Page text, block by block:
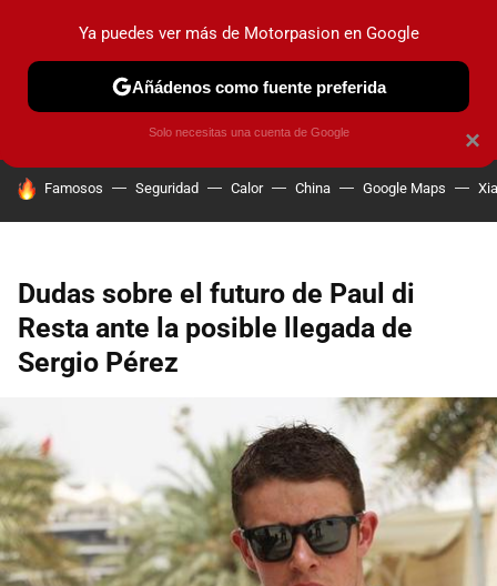
PRUEBAS COCHES ELÉCTRICOS OBSERVATORIO
HOY SE HABLA DE
Famosos Seguridad Calor China Google Maps
Dudas sobre el futuro de Paul di
Resta ante la posible llegada de
Sergio Pérez
×
Ya puedes ver más de Motorpasion en Google
Añádenos como fuente preferida
Solo necesitas una cuenta de Google